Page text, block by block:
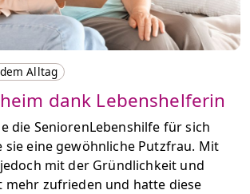
Alltag
dank Lebenshelferin
die SeniorenLebenshilfe für sich
sie eine gewöhnliche Putzfrau. Mit
mit der Gründlichkeit und
mehr zufrieden und hatte diese